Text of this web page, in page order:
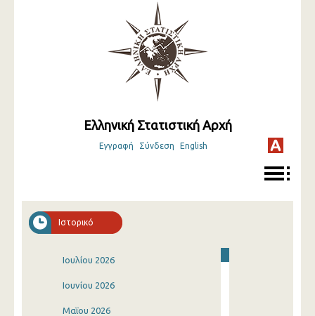
Ελληνική Στατιστική Αρχή
Εγγραφή Σύνδεση English
Ιστορικό
Ιουλίου 2026
Ιουνίου 2026
Μαΐου 2026